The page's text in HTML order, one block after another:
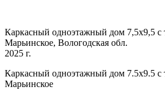
Каркасный одноэтажный дом 7,5х9,5 с
Марьинское, Вологодская обл.
2025 г.
Каркасный одноэтажный дом 7.5х9.5 с
Марьинское